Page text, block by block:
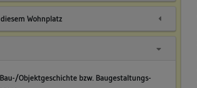
Wohnplatz
Objektgeschichte bzw. Baugestaltungs-